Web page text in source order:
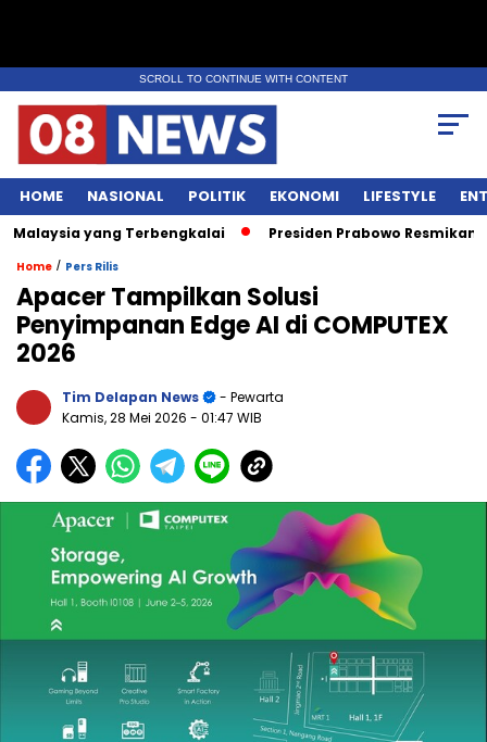
SCROLL TO CONTINUE WITH CONTENT
HOME NASIONAL POLITIK EKONOMI LIFESTYLE
yang Terbengkalai Presiden Prabowo Resmikan
Home / Pers Rilis
Apacer Tampilkan Solusi
Penyimpanan Edge AI di COMPUTEX
2026
Tim Delapan News
- Pewarta
Kamis, 28 Mei 2026 - 01:47 WIB